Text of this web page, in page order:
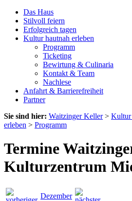
Das Haus
Stilvoll feiern
Erfolgreich tagen
Kultur hautnah erleben
Programm
Ticketing
Bewirtung & Culinaria
Kontakt & Team
Nachlese
Anfahrt & Barrierefreiheit
Partner
Sie sind hier: Waitzinger Keller> Kultur
erleben > Programm
Termine
Kulturzentrum
Dezember